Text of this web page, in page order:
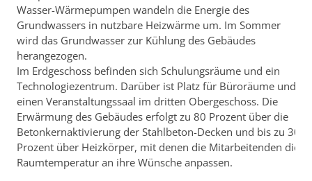
Wasser-Wärmepumpen wandeln die Energie des
Grundwassers in nutzbare Heizwärme um. Im Sommer
wird das Grundwasser zur Kühlung des Gebäudes
herangezogen.
Im Erdgeschoss befinden sich Schulungsräume und ein
Technologiezentrum. Darüber ist Platz für Büroräume und
einen Veranstaltungssaal im dritten Obergeschoss. Die
Erwärmung des Gebäudes erfolgt zu 80 Prozent über die
Betonkernaktivierung der Stahlbeton-Decken und bis zu 30
Prozent über Heizkörper, mit denen die Mitarbeitenden die
Raumtemperatur an ihre Wünsche anpassen.